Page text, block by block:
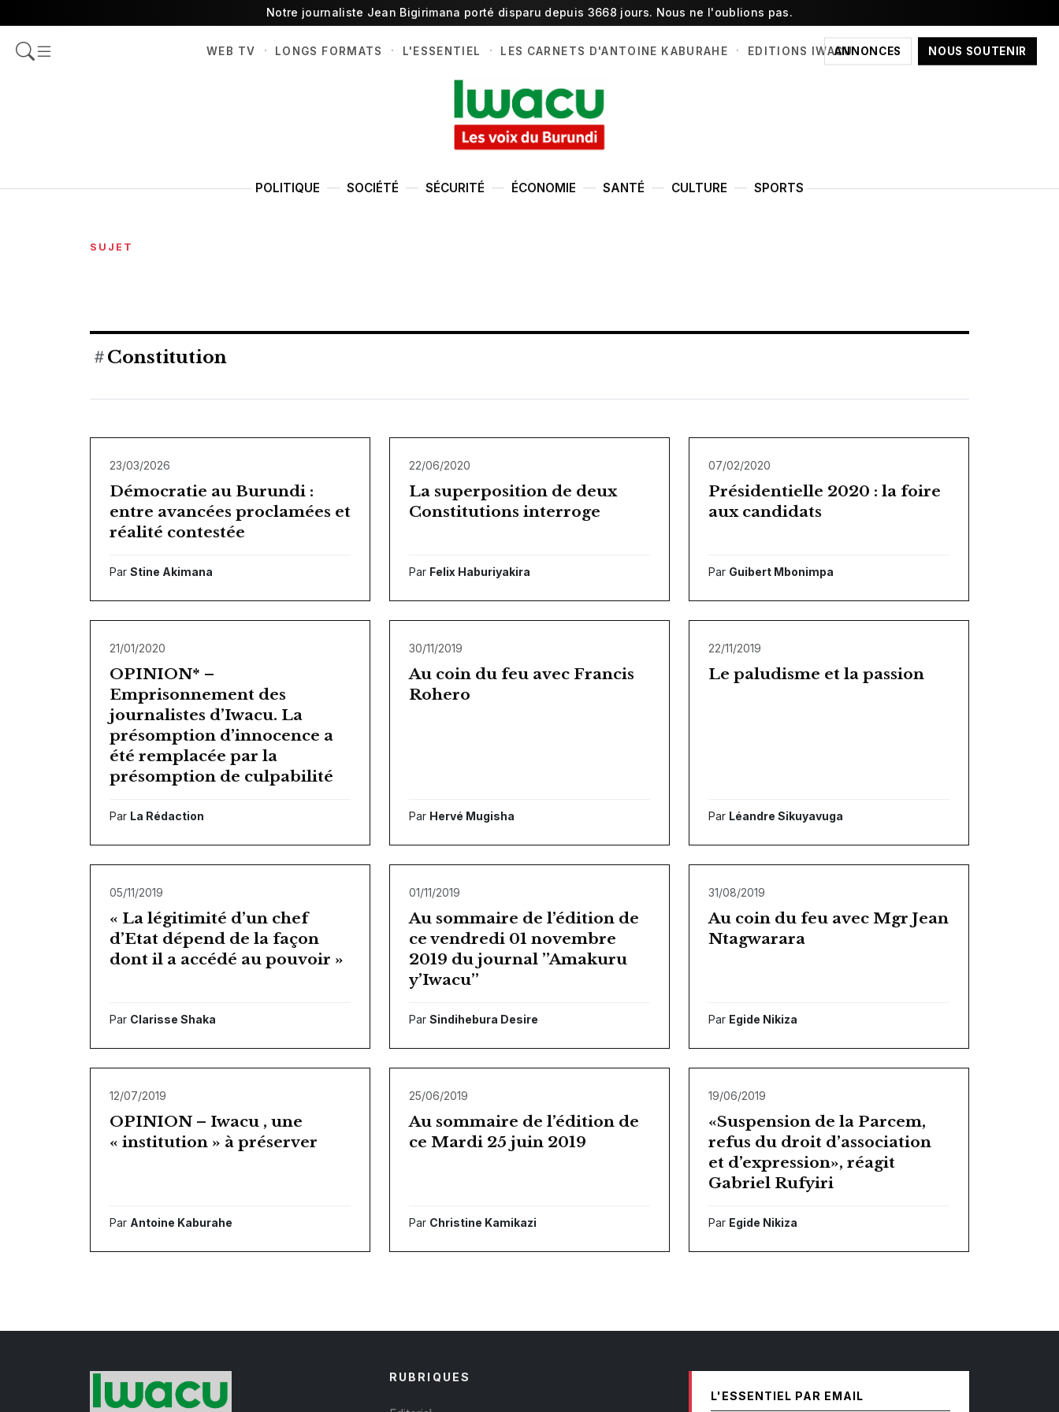
Notre journaliste Jean Bigirimana porté disparu depuis 3668 jours. Nous ne l'oublions pas.
ANNONCES NOUS SOUTENIR
WEB TV · LONGS FORMATS · L'ESSENTIEL · LES CARNETS D'ANTOINE KABURAHE · EDITIONS IWACU
POLITIQUE SOCIÉTÉ SÉCURITÉ ÉCONOMIE SANTÉ CULTURE SPORTS
SUJET
Constitution
23/03/2026
Démocratie au Burundi :
entre avancées proclamées et
réalité contestée
Par Stine Akimana
22/06/2020
La superposition de deux
Constitutions interroge
Par Felix Haburiyakira
07/02/2020
Présidentielle 2020 : la foire
aux candidats
Par Guibert Mbonimpa
21/01/2020
OPINION* –
Emprisonnement des
journalistes d’Iwacu. La
présomption d’innocence a
été remplacée par la
présomption de culpabilité
Par La Rédaction
30/11/2019
Au coin du feu avec Francis
Rohero
Par Hervé Mugisha
22/11/2019
Le paludisme et la passion
Par Léandre Sikuyavuga
05/11/2019
« La légitimité d’un chef
d’Etat dépend de la façon
dont il a accédé au pouvoir »
Par Clarisse Shaka
01/11/2019
Au sommaire de l’édition de
ce vendredi 01 novembre
2019 du journal ’’Amakuru
y’Iwacu’’
Par Sindihebura Desire
31/08/2019
Au coin du feu avec Mgr Jean
Ntagwarara
Par Egide Nikiza
12/07/2019
OPINION – Iwacu , une
« institution » à préserver
Par Antoine Kaburahe
25/06/2019
Au sommaire de l’édition de
ce Mardi 25 juin 2019
Par Christine Kamikazi
19/06/2019
«Suspension de la Parcem,
refus du droit d’association
et d’expression», réagit
Gabriel Rufyiri
Par Egide Nikiza
RUBRIQUES
L'ESSENTIEL PAR EMAIL